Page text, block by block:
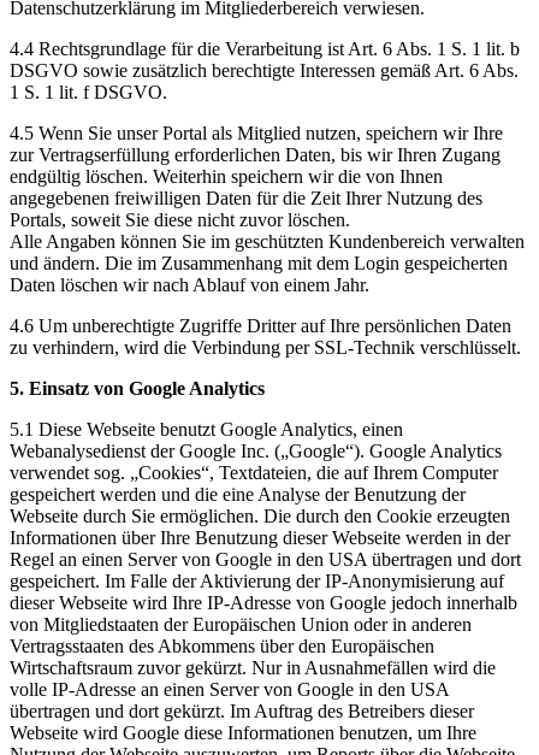
Datenschutzerklärung im Mitgliederbereich verwiesen.
4.4 Rechtsgrundlage für die Verarbeitung ist Art. 6 Abs. 1 S. 1 lit. b
DSGVO sowie zusätzlich berechtigte Interessen gemäß Art. 6 Abs.
1 S. 1 lit. f DSGVO.
4.5 Wenn Sie unser Portal als Mitglied nutzen, speichern wir Ihre
zur Vertragserfüllung erforderlichen Daten, bis wir Ihren Zugang
endgültig löschen. Weiterhin speichern wir die von Ihnen
angegebenen freiwilligen Daten für die Zeit Ihrer Nutzung des
Portals, soweit Sie diese nicht zuvor löschen.
Alle Angaben können Sie im geschützten Kundenbereich verwalten
und ändern. Die im Zusammenhang mit dem Login gespeicherten
Daten löschen wir nach Ablauf von einem Jahr.
4.6 Um unberechtigte Zugriffe Dritter auf Ihre persönlichen Daten
zu verhindern, wird die Verbindung per SSL-Technik verschlüsselt.
5. Einsatz von Google Analytics
5.1 Diese Webseite benutzt Google Analytics, einen
Webanalysedienst der Google Inc. („Google“). Google Analytics
verwendet sog. „Cookies“, Textdateien, die auf Ihrem Computer
gespeichert werden und die eine Analyse der Benutzung der
Webseite durch Sie ermöglichen. Die durch den Cookie erzeugten
Informationen über Ihre Benutzung dieser Webseite werden in der
Regel an einen Server von Google in den USA übertragen und dort
gespeichert. Im Falle der Aktivierung der IP-Anonymisierung auf
dieser Webseite wird Ihre IP-Adresse von Google jedoch innerhalb
von Mitgliedstaaten der Europäischen Union oder in anderen
Vertragsstaaten des Abkommens über den Europäischen
Wirtschaftsraum zuvor gekürzt. Nur in Ausnahmefällen wird die
volle IP-Adresse an einen Server von Google in den USA
übertragen und dort gekürzt. Im Auftrag des Betreibers dieser
Webseite wird Google diese Informationen benutzen, um Ihre